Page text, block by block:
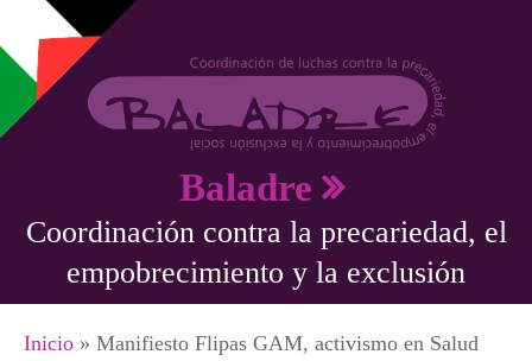
Pasar al contenido principal
Baladre
Coordinación contra la precariedad, el
empobrecimiento y la exclusión
Se encuentra usted aquí
Inicio » Manifiesto Flipas GAM, activismo en Salud